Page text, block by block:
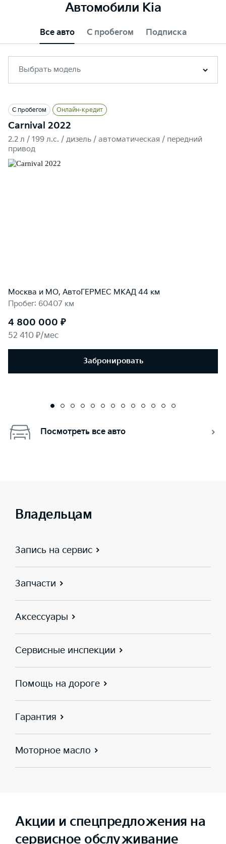
Автомобили Kia
Все авто С пробегом Подписка
Выбрать модель
С пробегом Онлайн-кредит
Carnival 2022
2.2 л / 199 л.c. / дизель / автоматическая / передний
привод
Москва и МО, АвтоГЕРМЕС МКАД 44 км
Пробег: 60407 км
4 800 000 ₽
52 410 ₽/мес
Забронировать
Посмотреть все авто
Владельцам
Запись на сервис
Запчасти
Аксессуары
Сервисные инспекции
Помощь на дороге
Гарантия
Моторное масло
Акции и спецпредложения на
сервисное обслуживание